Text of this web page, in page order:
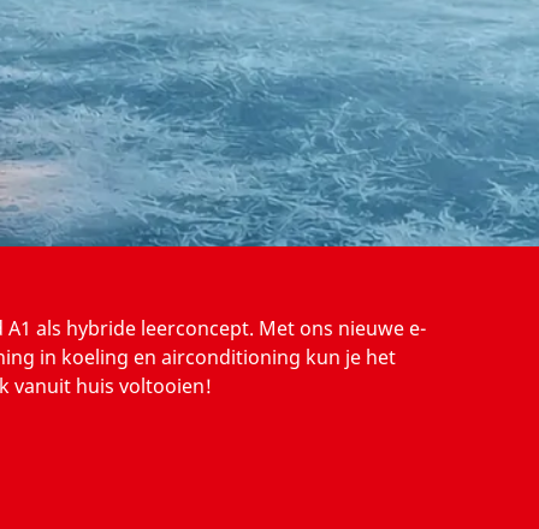
als hybride leerconcept. Met ons nieuwe e-
in koeling en airconditioning kun je het
vanuit huis voltooien!